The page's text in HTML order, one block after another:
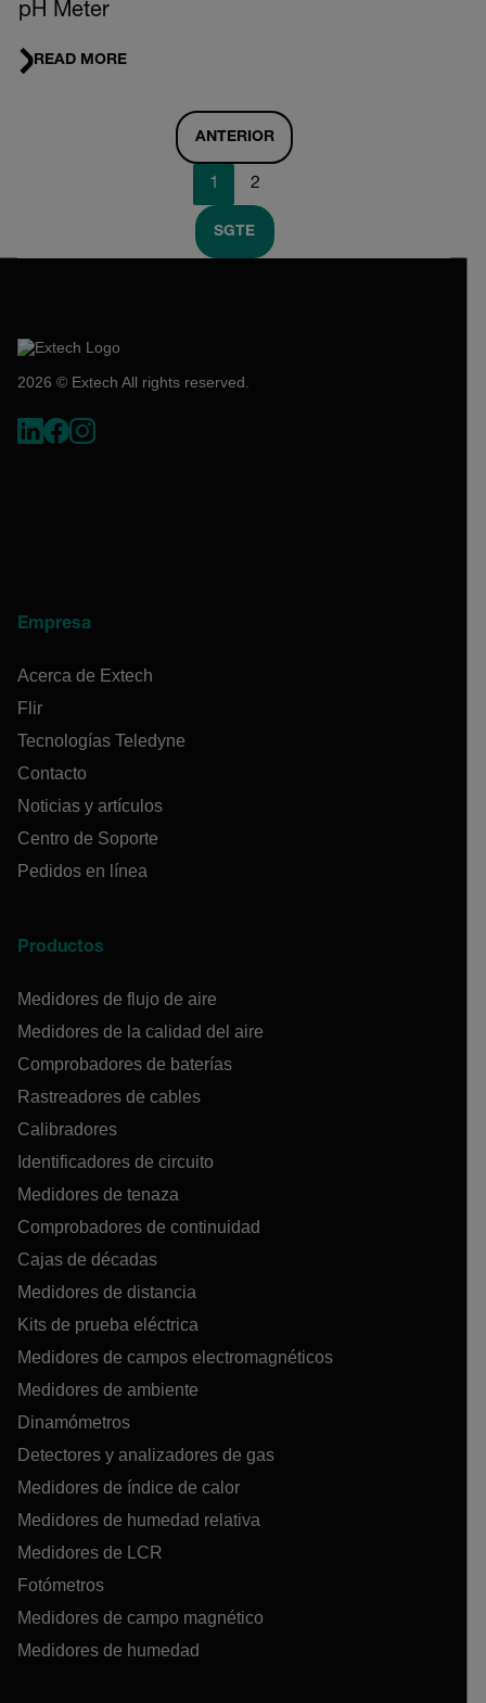
pH Meter
READ MORE
ANTERIOR
1 2
SGTE
2026 © Extech All rights reserved.
Empresa
Acerca de Extech
Flir
Tecnologías Teledyne
Contacto
Noticias y artículos
Centro de Soporte
Pedidos en línea
Productos
Medidores de flujo de aire
Medidores de la calidad del aire
Comprobadores de baterías
Rastreadores de cables
Calibradores
Identificadores de circuito
Medidores de tenaza
Comprobadores de continuidad
Cajas de décadas
Medidores de distancia
Kits de prueba eléctrica
Medidores de campos electromagnéticos
Medidores de ambiente
Dinamómetros
Detectores y analizadores de gas
Medidores de índice de calor
Medidores de humedad relativa
Medidores de LCR
Fotómetros
Medidores de campo magnético
Medidores de humedad